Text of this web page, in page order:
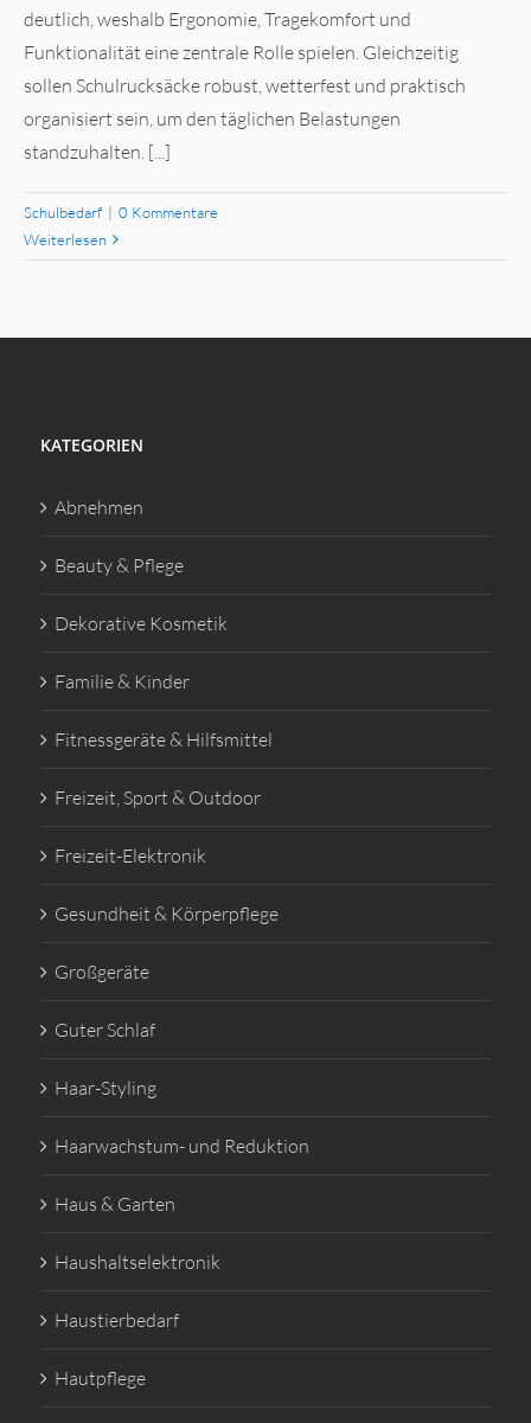
deutlich, weshalb Ergonomie, Tragekomfort und
Funktionalität eine zentrale Rolle spielen. Gleichzeitig
sollen Schulrucksäcke robust, wetterfest und praktisch
organisiert sein, um den täglichen Belastungen
standzuhalten. [...]
Schulbedarf | 0 Kommentare
Weiterlesen
KATEGORIEN
Abnehmen
Beauty & Pflege
Dekorative Kosmetik
Familie & Kinder
Fitnessgeräte & Hilfsmittel
Freizeit, Sport & Outdoor
Freizeit-Elektronik
Gesundheit & Körperpflege
Großgeräte
Guter Schlaf
Haar-Styling
Haarwachstum- und Reduktion
Haus & Garten
Haushaltselektronik
Haustierbedarf
Hautpflege